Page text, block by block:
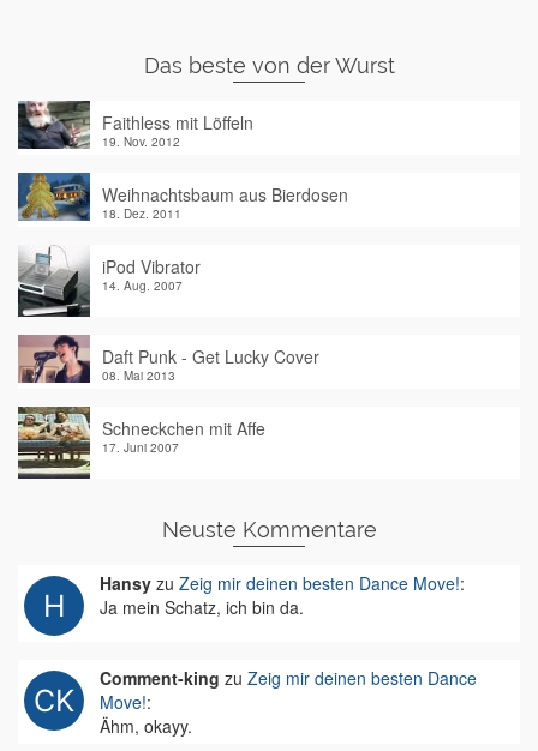
Das beste von der Wurst
Faithless mit Löffeln
19. Nov. 2012
Weihnachtsbaum aus Bierdosen
18. Dez. 2011
iPod Vibrator
14. Aug. 2007
Daft Punk - Get Lucky Cover
08. Mai 2013
Schneckchen mit Affe
17. Juni 2007
Neuste Kommentare
Hansy zu Zeig mir deinen besten Dance Move!:
Ja mein Schatz, ich bin da.
Comment-king zu Zeig mir deinen besten Dance
Move!:
Ähm, okayy.